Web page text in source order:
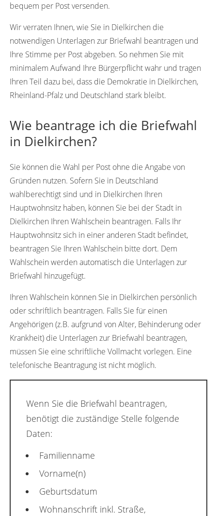
bequem per Post versenden.
Wir verraten Ihnen, wie Sie in Dielkirchen die
notwendigen Unterlagen zur Briefwahl beantragen und
Ihre Stimme per Post abgeben. So nehmen Sie mit
minimalem Aufwand Ihre Bürgerpflicht wahr und tragen
Ihren Teil dazu bei, dass die Demokratie in Dielkirchen,
Rheinland-Pfalz und Deutschland stark bleibt.
Wie beantrage ich die Briefwahl
in Dielkirchen?
Sie können die Wahl per Post ohne die Angabe von
Gründen nutzen. Sofern Sie in Deutschland
wahlberechtigt sind und in Dielkirchen Ihren
Hauptwohnsitz haben, können Sie bei der Stadt in
Dielkirchen Ihren Wahlschein beantragen. Falls Ihr
Hauptwohnsitz sich in einer anderen Stadt befindet,
beantragen Sie Ihren Wahlschein bitte dort. Dem
Wahlschein werden automatisch die Unterlagen zur
Briefwahl hinzugefügt.
Ihren Wahlschein können Sie in Dielkirchen persönlich
oder schriftlich beantragen. Falls Sie für einen
Angehörigen (z.B. aufgrund von Alter, Behinderung oder
Krankheit) die Unterlagen zur Briefwahl beantragen,
müssen Sie eine schriftliche Vollmacht vorlegen. Eine
telefonische Beantragung ist nicht möglich.
Wenn Sie die Briefwahl beantragen,
benötigt die zuständige Stelle folgende
Daten:
Familienname
Vorname(n)
Geburtsdatum
Wohnanschrift inkl. Straße,